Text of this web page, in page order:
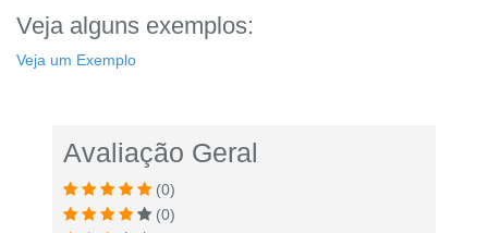
Veja alguns exemplos:
Veja um Exemplo
Avaliação Geral
(0)
(0)